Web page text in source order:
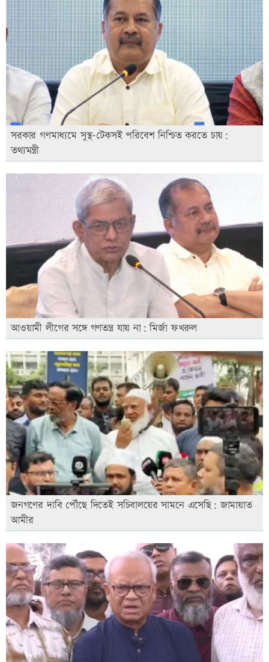
সরকার গণমাধ্যমে সুস্থ-টেকসই পরিবেশ নিশ্চিত করতে চায়:
তথ্যমন্ত্রী
আওয়ামী লীগের সঙ্গে গণতন্ত্র যায় না: মির্জা ফখরুল
জনগণের দাবি পৌঁছে দিতেই সচিবালয়ের সামনে এসেছি: জামায়াত
আমীর